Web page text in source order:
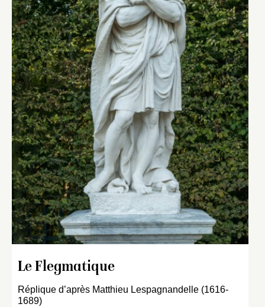
Le Flegmatique
Réplique d’après Matthieu Lespagnandelle (1616-
1689)